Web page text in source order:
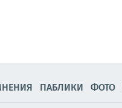
ПАБЛИКИ ФОТО